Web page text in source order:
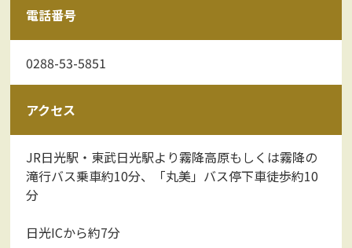
電話番号
0288-53-5851
アクセス
JR日光駅・東武日光駅より霧降高原もしくは霧降の
滝行バス乗車約10分、「丸美」バス停下車徒歩約10
分
日光ICから約7分